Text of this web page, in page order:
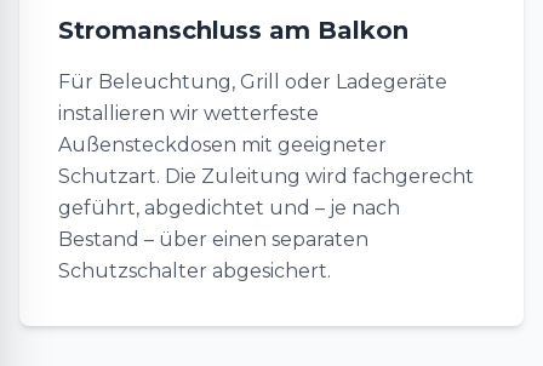
Stromanschluss am Balkon
Für Beleuchtung, Grill oder Ladegeräte
installieren wir wetterfeste
Außensteckdosen mit geeigneter
Schutzart. Die Zuleitung wird fachgerecht
geführt, abgedichtet und – je nach
Bestand – über einen separaten
Schutzschalter abgesichert.